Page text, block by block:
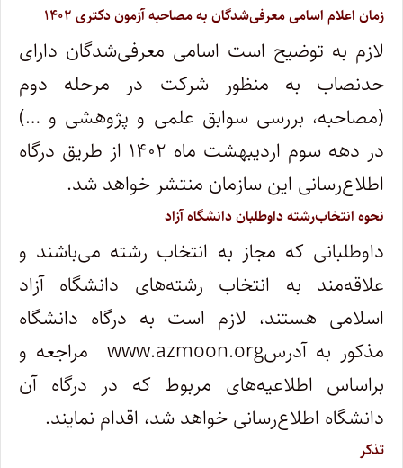
زمان اعلام اسامی معرفی‌شدگان به مصاحبه آزمون دکتری ۱۴۰۲
لازم به توضیح است اسامی معرفی‌شدگان دارای
حدنصاب به منظور شرکت در مرحله دوم
(مصاحبه، بررسی سوابق علمی و پژوهشی و …)
در دهه سوم اردیبهشت ماه ۱۴۰۲ از طریق درگاه
اطلاع‌رسانی این سازمان منتشر خواهد شد.
نحوه انتخاب‌رشته داوطلبان دانشگاه آزاد
داوطلبانی که مجاز به انتخاب رشته می‌باشند و
علاقه‌مند به انتخاب رشته‌های دانشگاه آزاد
اسلامی هستند، لازم است به درگاه دانشگاه
مذکور به آدرسwww.azmoon.org مراجعه و
براساس اطلاعیه‌های مربوط که در درگاه آن
دانشگاه اطلاع‌رسانی خواهد شد، اقدام نمایند.
تذکر